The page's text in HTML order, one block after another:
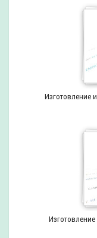
Изготовление
Изготовление